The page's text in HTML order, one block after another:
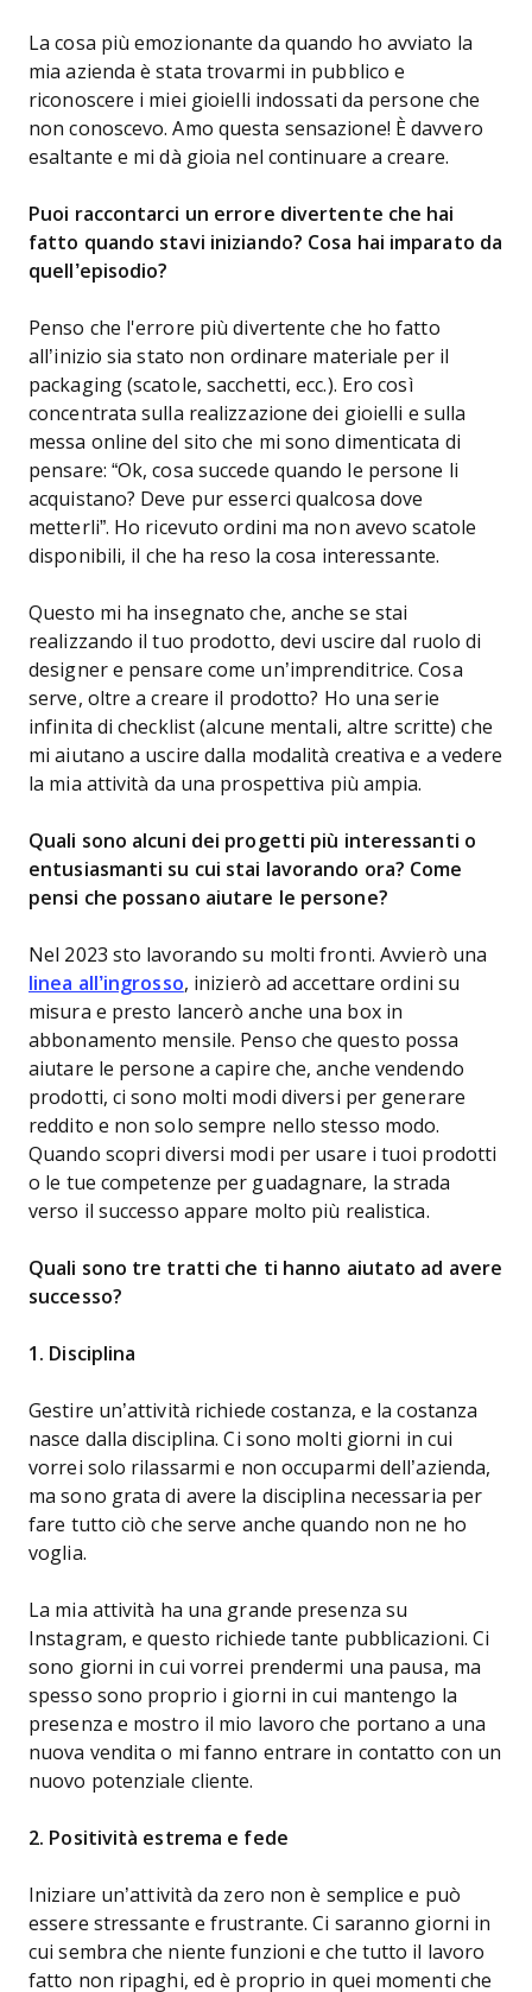
La cosa più emozionante da quando ho avviato la
mia azienda è stata trovarmi in pubblico e
riconoscere i miei gioielli indossati da persone che
non conoscevo. Amo questa sensazione! È davvero
esaltante e mi dà gioia nel continuare a creare.
Puoi raccontarci un errore divertente che hai
fatto quando stavi iniziando? Cosa hai imparato da
quell’episodio?
Penso che l'errore più divertente che ho fatto
all’inizio sia stato non ordinare materiale per il
packaging (scatole, sacchetti, ecc.). Ero così
concentrata sulla realizzazione dei gioielli e sulla
messa online del sito che mi sono dimenticata di
pensare: “Ok, cosa succede quando le persone li
acquistano? Deve pur esserci qualcosa dove
metterli”. Ho ricevuto ordini ma non avevo scatole
disponibili, il che ha reso la cosa interessante.
Questo mi ha insegnato che, anche se stai
realizzando il tuo prodotto, devi uscire dal ruolo di
designer e pensare come un’imprenditrice. Cosa
serve, oltre a creare il prodotto? Ho una serie
infinita di checklist (alcune mentali, altre scritte) che
mi aiutano a uscire dalla modalità creativa e a vedere
la mia attività da una prospettiva più ampia.
Quali sono alcuni dei progetti più interessanti o
entusiasmanti su cui stai lavorando ora? Come
pensi che possano aiutare le persone?
Nel 2023 sto lavorando su molti fronti. Avvierò una
linea all’ingrosso, inizierò ad accettare ordini su
misura e presto lancerò anche una box in
abbonamento mensile. Penso che questo possa
aiutare le persone a capire che, anche vendendo
prodotti, ci sono molti modi diversi per generare
reddito e non solo sempre nello stesso modo.
Quando scopri diversi modi per usare i tuoi prodotti
o le tue competenze per guadagnare, la strada
verso il successo appare molto più realistica.
Quali sono tre tratti che ti hanno aiutato ad avere
successo?
1. Disciplina
Gestire un’attività richiede costanza, e la costanza
nasce dalla disciplina. Ci sono molti giorni in cui
vorrei solo rilassarmi e non occuparmi dell’azienda,
ma sono grata di avere la disciplina necessaria per
fare tutto ciò che serve anche quando non ne ho
voglia.
La mia attività ha una grande presenza su
Instagram, e questo richiede tante pubblicazioni. Ci
sono giorni in cui vorrei prendermi una pausa, ma
spesso sono proprio i giorni in cui mantengo la
presenza e mostro il mio lavoro che portano a una
nuova vendita o mi fanno entrare in contatto con un
nuovo potenziale cliente.
2. Positività estrema e fede
Iniziare un’attività da zero non è semplice e può
essere stressante e frustrante. Ci saranno giorni in
cui sembra che niente funzioni e che tutto il lavoro
fatto non ripaghi, ed è proprio in quei momenti che